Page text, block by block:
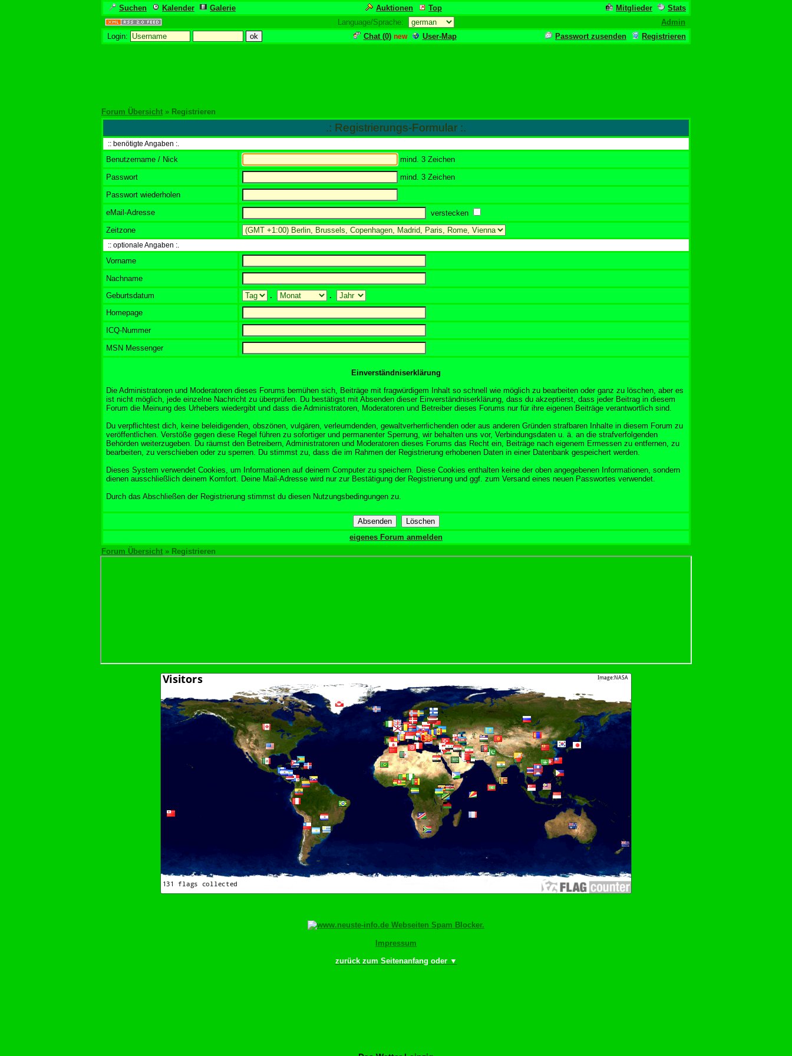
Suchen Kalender Galerie Auktionen Top Mitglieder
Stats
Language/Sprache:
Admin
Login:
Chat (0) new User-Map Passwort zusenden Registrieren
Forum Übersicht » Registrieren
.: Registrierungs-Formular :.
:: benötigte Angaben :.
Benutzername / Nick
mind. 3 Zeichen
Passwort
mind. 3 Zeichen
Passwort wiederholen
eMail-Adresse
verstecken
Zeitzone
:: optionale Angaben :.
Vorname
Nachname
Geburtsdatum
.
.
Homepage
ICQ-Nummer
MSN Messenger
Einverständniserklärung
Die Administratoren und Moderatoren dieses Forums bemühen sich, Beiträge mit fragwürdigem Inhalt so schnell wie möglich zu bearbeiten oder ganz zu löschen, aber es
ist nicht möglich, jede einzelne Nachricht zu überprüfen. Du bestätigst mit Absenden dieser Einverständniserklärung, dass du akzeptierst, dass jeder Beitrag in diesem
Forum die Meinung des Urhebers wiedergibt und dass die Administratoren, Moderatoren und Betreiber dieses Forums nur für ihre eigenen Beiträge verantwortlich sind.
Du verpflichtest dich, keine beleidigenden, obszönen, vulgären, verleumdenden, gewaltverherrlichenden oder aus anderen Gründen strafbaren Inhalte in diesem Forum zu
veröffentlichen. Verstöße gegen diese Regel führen zu sofortiger und permanenter Sperrung, wir behalten uns vor, Verbindungsdaten u. ä. an die strafverfolgenden
Behörden weiterzugeben. Du räumst den Betreibern, Administratoren und Moderatoren dieses Forums das Recht ein, Beiträge nach eigenem Ermessen zu entfernen, zu
bearbeiten, zu verschieben oder zu sperren. Du stimmst zu, dass die im Rahmen der Registrierung erhobenen Daten in einer Datenbank gespeichert werden.
Dieses System verwendet Cookies, um Informationen auf deinem Computer zu speichern. Diese Cookies enthalten keine der oben angegebenen Informationen, sondern
dienen ausschließlich deinem Komfort. Deine Mail-Adresse wird nur zur Bestätigung der Registrierung und ggf. zum Versand eines neuen Passwortes verwendet.
Durch das Abschließen der Registrierung stimmst du diesen Nutzungsbedingungen zu.
eigenes Forum anmelden
Forum Übersicht » Registrieren
Impressum
zurück zum Seitenanfang oder ▼